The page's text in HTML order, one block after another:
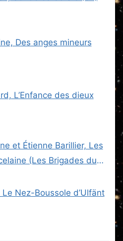
Des anges mineurs
L’Enfance des dieux
et Étienne Barillier, Les
(Les Brigades du
Nez-Boussole d’Ulfänt